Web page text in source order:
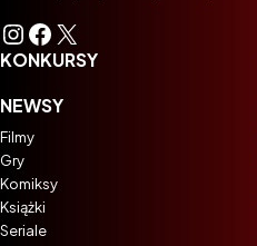
Instagram
Facebook
X
KONKURSY
NEWSY
Filmy
Gry
Komiksy
Książki
Seriale